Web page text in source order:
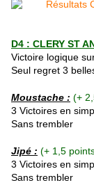
D4 : CLERY ST
Victoire logique
Seul regret 3
Moustache : (+
3 Victoires en
Sans trembler
Jipé : (+ 1,5
3 Victoires en
Sans trembler